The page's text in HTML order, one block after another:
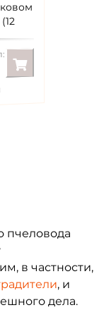
в частности,
, и
дела.